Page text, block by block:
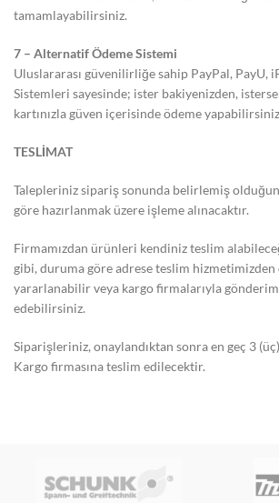
tamamlayabilirsiniz.
7 – Alternatif Ödeme Sistemi
Uluslararası güvenilirliğe sahip PayPal, PayU,
Sistemleri sayesinde; ister bakiyenizden,
kartınızla güven içerisinde ödeme
TESLİMAT
Talepleriniz sipariş sonunda belirlemiş
göre hazırlanmak üzere işleme alınacaktır.
Firmamızdan ürünleri kendiniz teslim
gibi, duruma göre adrese teslim hizmetimizden
yararlanabilir veya kargo firmalarıyla gönderim
edebilirsiniz.
Siparişleriniz, onaylandıktan sonra en geç 3
Kargo firmasına teslim edilecektir.